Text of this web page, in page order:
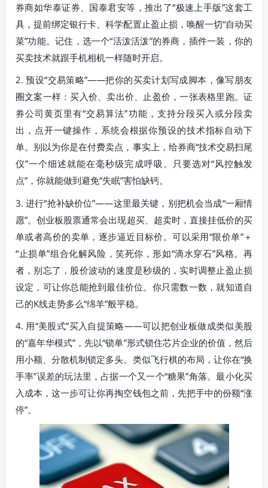
券商如华泰证券、国泰君安等，推出了“极速上手版”这套工
具，提前绑定银行卡、科学配置止盈止损，唤醒一切“自动买
菜”功能。记住，选一个“活泼活泼”的券商，插件一装，你的
买卖技术就跟手机相机一样随时开启。
2. 预设“交易策略”——把你的买卖计划写成脚本，像写朋友
圈文案一样：买入价、卖出价、止盈价，一张表格里跑。证
券公司黄页里有“交易算法”功能，支持分段买入或分段卖
出，点开一键操作，系统会根据你预设的技术指标自动下
单。别以为你是在付费卖点，事实上，给券商“技术交易扫尾
仪”一个细述就能在毫秒级完成呼吸。只要选对“风控触发
点”，你就能做到避免“失眠”害怕缺钙。
3. 进行“抢补缺价位”——这里最关键，别把机会当成“一厢情
愿”。创业板股票通常会出现超买、超卖时，直接挂低价的买
单或者高价的卖单，逐步逼近目标价。可以采用“限价单”＋
“止损单”组合化解风险，笑死你，形如“滴水穿石”风格。再
者，别忘了，股价波动的速度是秒级的，实时调整止盈止损
设定，可让你总能抢到最佳价位。你只需数一数，就知道自
己的K线走势多么“绵羊”般平稳。
4. 用“美股式”买入自提策略——可以把创业板做成类似美股
的“嘉年华模式”，先以“锁单”形式锁住芯片企业的价值，然后
用小额、分散机制锁定多头。类似飞行棋的布局，让你在“换
手率”误差的玩法里，占据一个又一个“糖果”角落。最小化买
入成本，这一步可让你再掏空钱包之前，先把手中的份额“涨
停”。